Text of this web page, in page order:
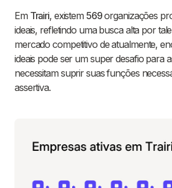
Em Trairi, existem 569organizações
ideais, refletindo uma busca alta por
mercado competitivo de atualmente,
ideais pode ser um super desafio para
necessitam suprir suas funções
assertiva.